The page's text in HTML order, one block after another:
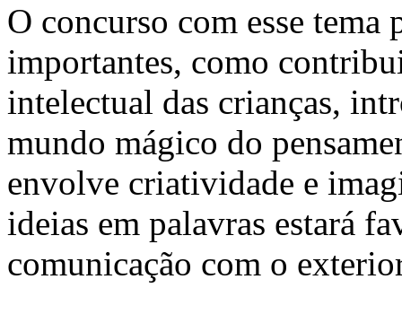
O concurso com esse tema
importantes, como
intelectual das crianças,
mundo mágico do
envolve criatividade e
ideias em palavras estará
comunicação com o